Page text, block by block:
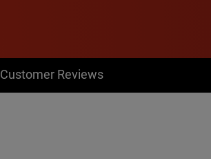
Customer Reviews